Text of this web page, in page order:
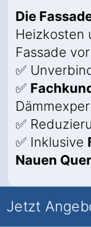
Die
Heizkosten
Fassade
✅
✅
✅
✅ Inklusive
Nauen
Jetzt